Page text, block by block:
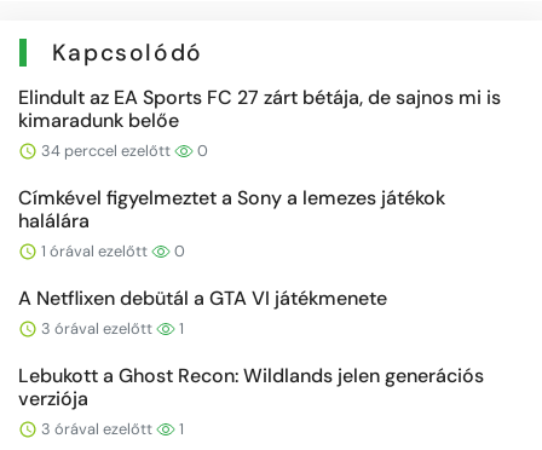
Kapcsolódó
Elindult az EA Sports FC 27 zárt bétája, de sajnos mi is
kimaradunk belőe
34 perccel ezelőtt 0
Címkével figyelmeztet a Sony a lemezes játékok
halálára
1 órával ezelőtt 0
A Netflixen debütál a GTA VI játékmenete
3 órával ezelőtt 1
Lebukott a Ghost Recon: Wildlands jelen generációs
verziója
3 órával ezelőtt 1